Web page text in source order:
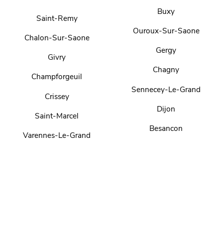
Saint-Remy
Chalon-Sur-Saone
Givry
Champforgeuil
Crissey
Saint-Marcel
Varennes-Le-Grand
Buxy
Ouroux-Sur-Saone
Gergy
Chagny
Sennecey-Le-Grand
Dijon
Besancon